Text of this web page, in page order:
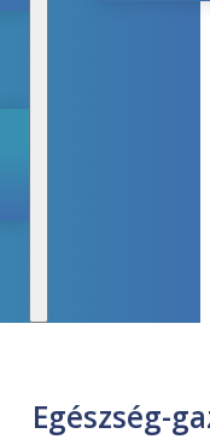
Egészség-